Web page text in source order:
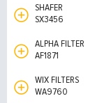
SHAFER
SX3456
ALPHA FILTER
AF1871
WIX FILTERS
WA9760